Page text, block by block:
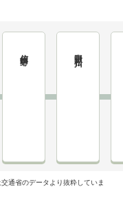
通省のデータより抜粋していま